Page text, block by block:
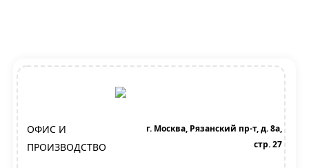
ОФИС И
ПРОИЗВОДСТВО
г. Москва, Рязанский пр-т, д. 8а,
стр. 27